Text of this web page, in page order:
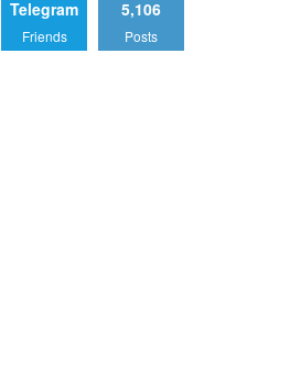
Telegram
Friends
5,106
Posts